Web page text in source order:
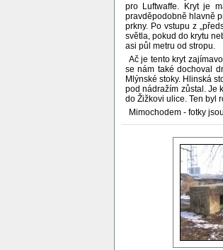
pro Luftwaffe. Kryt je
pravděpodobně hlavně
prkny. Po vstupu z
světla, pokud do krytu
asi půl metru od stropu.
Ač je tento kryt
se nám také dochoval
Mlýnské stoky. Hlinská
pod nádražím zůstal. Je
do Žižkovi ulice. Ten byl
Mimochodem - fotky